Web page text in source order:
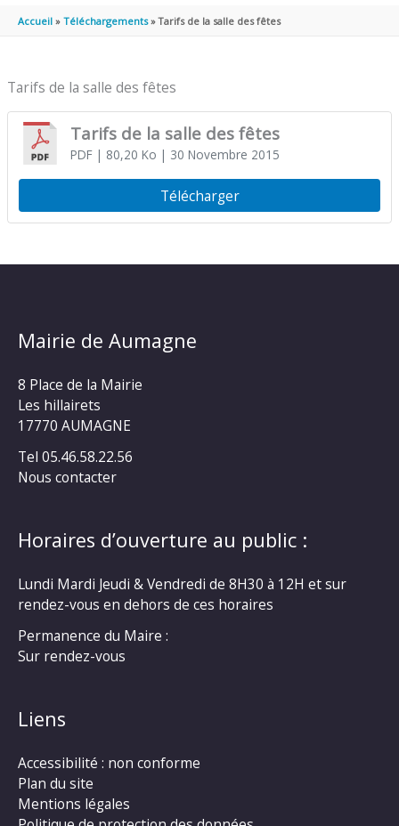
PRINCIPAL
Accueil Téléchargements Tarifs de la salle des fêtes
Tarifs de la salle des fêtes
Tarifs de la salle des fêtes
PDF| 80,20 Ko | 30 Novembre 2015
Télécharger
Mairie de Aumagne
8 Place de la Mairie
Les hillairets
17770 AUMAGNE
Tel 05.46.58.22.56
Nous contacter
Horaires d’ouverture au public :
Lundi Mardi Jeudi & Vendredi de 8H30 à 12H et sur
rendez-vous en dehors de ces horaires
Permanence du Maire :
Sur rendez-vous
Liens
Accessibilité : non conforme
Plan du site
Mentions légales